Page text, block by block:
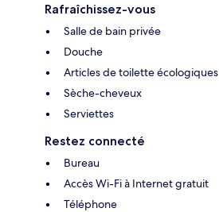
Rafraîchissez-vous
Salle de bain privée
Douche
Articles de toilette écologiques
Sèche-cheveux
Serviettes
Restez connecté
Bureau
Accès Wi-Fi à Internet gratuit
Téléphone